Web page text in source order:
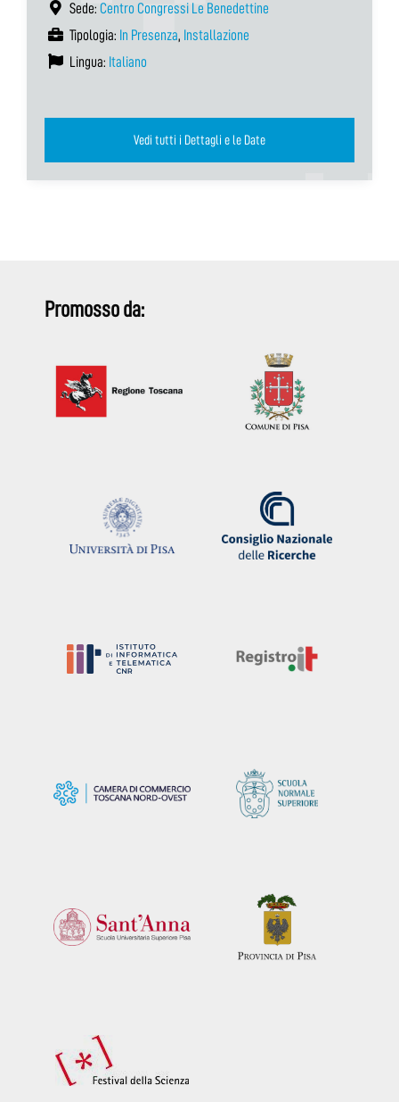
Sede: Centro Congressi Le Benedettine
Tipologia: In Presenza, Installazione
Lingua: Italiano
Vedi tutti i Dettagli e le Date
Promosso da: